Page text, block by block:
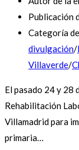
Publicación
Categoría
divulgación/
Villaverde/
El pasado 24 y 28
Rehabilitación
Villamadrid para
primaria…